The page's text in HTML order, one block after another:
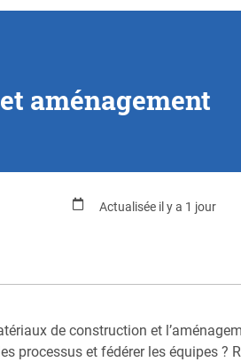
aménagement
Actualisée il y a 1 jour
de construction et
processus et fédérer les équipes ?